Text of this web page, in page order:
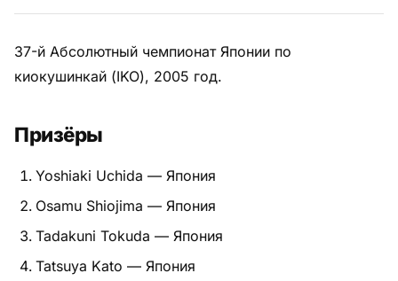
История и философия
Мастера киокушинкай
Питание
Пояса
37-й Абсолютный чемпионат Японии по
киокушинкай (IKO), 2005 год.
Призёры
Yoshiaki Uchida — Япония
Osamu Shiojima — Япония
Tadakuni Tokuda — Япония
Tatsuya Kato — Япония